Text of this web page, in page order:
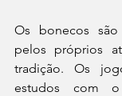
Os bonecos
pelos próprios
tradição. Os
estudos com o